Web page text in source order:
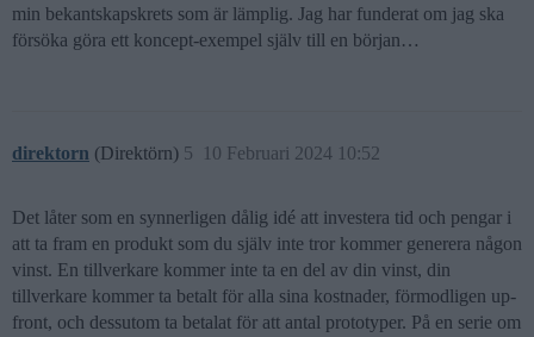
min bekantskapskrets som är lämplig. Jag har funderat om jag ska
försöka göra ett koncept-exempel själv till en början…
direktorn (Direktörn) 10 Februari 2024 10:52
5
Det låter som en synnerligen dålig idé att investera tid och pengar i
att ta fram en produkt som du själv inte tror kommer generera någon
vinst. En tillverkare kommer inte ta en del av din vinst, din
tillverkare kommer ta betalt för alla sina kostnader, förmodligen up-
front, och dessutom ta betalat för att antal prototyper. På en serie om